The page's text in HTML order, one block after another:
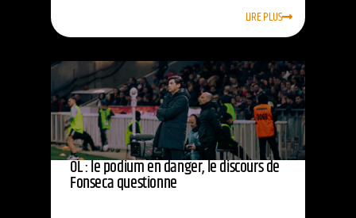
LIRE PLUS
OL : le podium en danger, le discours de
Fonseca questionne